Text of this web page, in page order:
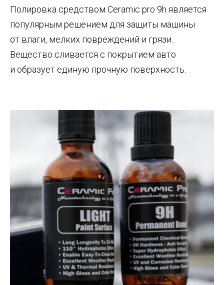
Полировка средством Ceramic pro 9h является
популярным решением для защиты машины
от влаги, мелких повреждений и грязи.
Вещество сливается с покрытием авто
и образует единую прочную поверхность.